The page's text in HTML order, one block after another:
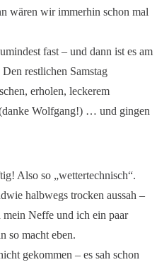
wären wir immerhin schon mal
fast – und dann ist es am
restlichen Samstag
erholen, leckerem
Wolfgang!) … und gingen
Also so „wettertechnisch“.
halbwegs trocken aussah –
mein Neffe und ich ein paar
so macht eben.
gekommen – es sah schon